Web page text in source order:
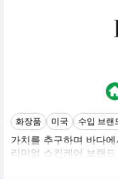
화장품 미국 수입 브랜
가치를 추구하며 바다
리미엄 스킨케어 브랜
개발자 자신의 화상을